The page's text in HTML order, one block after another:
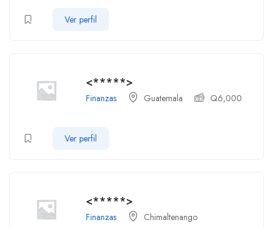
Ver perfil
<*****>
Finanzas Guatemala Q6,000
Ver perfil
<*****>
Finanzas Chimaltenango